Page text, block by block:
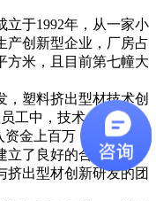
立于1992年，从一家小
产创新型企业，厂房占
方米，且目前第七幢大
，塑料挤出型材技术创
工中，技术人员占比
金上百万，并且与国
立了良好的合作关系，
挤出型材创新研发的团